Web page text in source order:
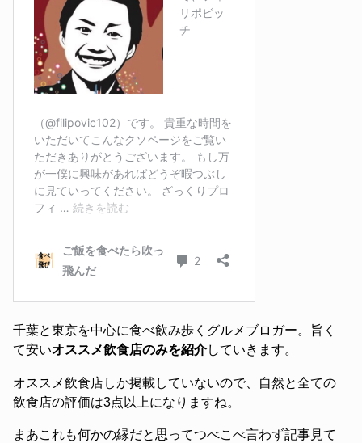
千葉と東京を中心に食べ飲み歩くグルメブロガー。旨く
て安いオススメ飲食店のみを紹介していきます。
オススメ飲食店しか掲載していないので、自然と全ての
飲食店の評価は3点以上になりますね。
まあこれも何かの縁だと思ってつべこべ言わず記事見て